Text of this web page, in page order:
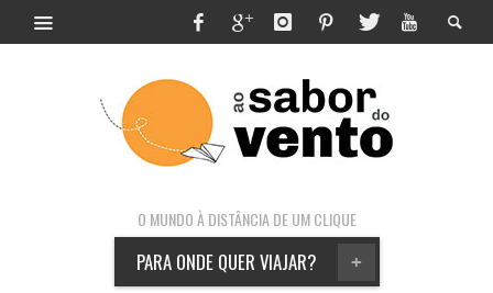
O MUNDO À DISTÂNCIA DE UM CLIQUE
+
PARA ONDE QUER VIAJAR?